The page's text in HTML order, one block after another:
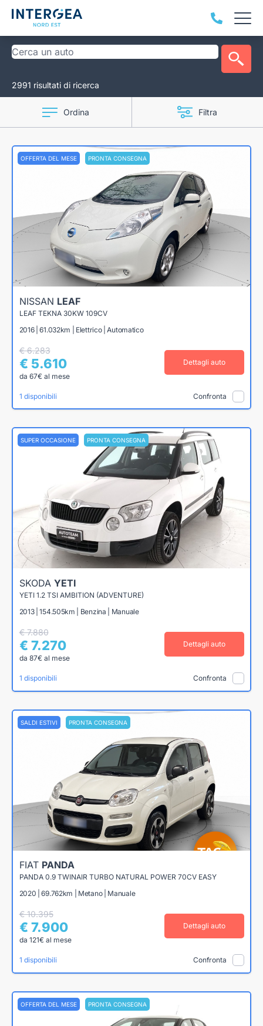
2991 risultati di ricerca
Ordina Filtra
OFFERTA DEL MESE PRONTA CONSEGNA
NISSAN LEAF
LEAF TEKNA 30KW 109CV
2016 | 61.032km | Elettrico | Automatico
€ 6.283
€ 5.610
da 67€ al mese
Dettagli auto
1 disponibili Confronta
SUPER OCCASIONE PRONTA CONSEGNA
SKODA YETI
YETI 1.2 TSI AMBITION (ADVENTURE)
2013 | 154.505km | Benzina | Manuale
€ 7.880
€ 7.270
da 87€ al mese
Dettagli auto
1 disponibili Confronta
SALDI ESTIVI PRONTA CONSEGNA
FIAT PANDA
PANDA 0.9 TWINAIR TURBO NATURAL POWER 70CV EASY
2020 | 69.762km | Metano | Manuale
€ 10.395
€ 7.900
da 121€ al mese
Dettagli auto
1 disponibili Confronta
OFFERTA DEL MESE PRONTA CONSEGNA